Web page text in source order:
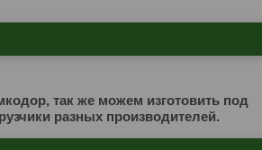
так же можем изготовить под
разных производителей.